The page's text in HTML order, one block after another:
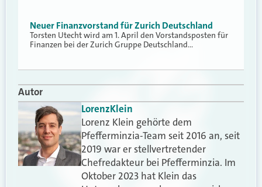
Neuer Finanzvorstand für Zurich Deutschland
Torsten Utecht wird am 1. April den Vorstandsposten für
Finanzen bei der Zurich Gruppe Deutschland…
Autor
LorenzKlein
Lorenz Klein gehörte dem
Pfefferminzia-Team seit 2016 an, seit
2019 war er stellvertretender
Chefredakteur bei Pfefferminzia. Im
Oktober 2023 hat Klein das